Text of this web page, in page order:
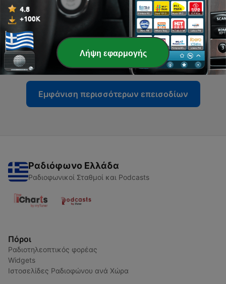
62 - 假电台#03｜由都市旋转餐厅引发的一些联想
18 Ιούλ 2020
61 - 假电台#04｜mixtape 柬埔寨——失落的摇滚乐
30 Ιούλ 2020
Εμφάνιση περισσότερων επεισοδίων
Ραδιόφωνο Ελλάδα
Ραδιοφωνικοί Σταθμοί και Podcasts
Πόροι
Ραδιοτηλεοπτικός φορέας
Widgets
Ιστοσελίδες Ραδιοφώνου ανά Χώρα
Λήψη εφαρμογής